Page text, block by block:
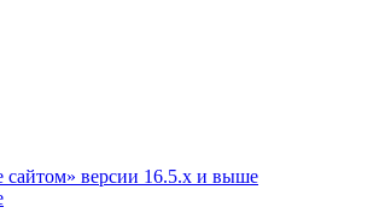
сайтом» версии 16.5.х и выше